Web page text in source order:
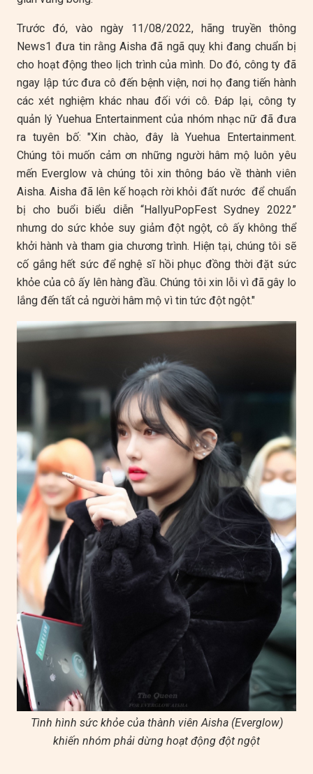
Trước đó, vào ngày 11/08/2022, hãng truyền thông
News1 đưa tin rằng Aisha đã ngã quỵ khi đang chuẩn bị
cho hoạt động theo lịch trình của mình. Do đó, công ty đã
ngay lập tức đưa cô đến bệnh viện, nơi họ đang tiến hành
các xét nghiệm khác nhau đối với cô. Đáp lại, công ty
quản lý Yuehua Entertainment của nhóm nhạc nữ đã đưa
ra tuyên bố: "Xin chào, đây là Yuehua Entertainment.
Chúng tôi muốn cảm ơn những người hâm mộ luôn yêu
mến Everglow và chúng tôi xin thông báo về thành viên
Aisha. Aisha đã lên kế hoạch rời khỏi đất nước để chuẩn
bị cho buổi biểu diễn “HallyuPopFest Sydney 2022”
nhưng do sức khỏe suy giảm đột ngột, cô ấy không thể
khởi hành và tham gia chương trình. Hiện tại, chúng tôi sẽ
cố gắng hết sức để nghệ sĩ hồi phục đồng thời đặt sức
khỏe của cô ấy lên hàng đầu. Chúng tôi xin lỗi vì đã gây lo
lắng đến tất cả người hâm mộ vì tin tức đột ngột."
Tình hình sức khỏe của thành viên Aisha (Everglow)
khiến nhóm phải dừng hoạt động đột ngột